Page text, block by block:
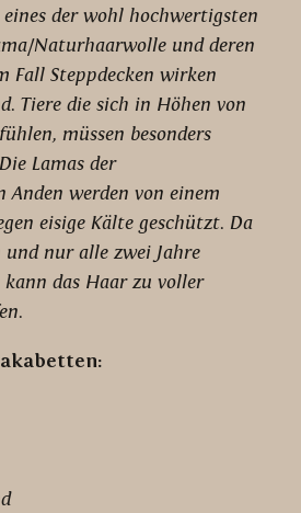
der wohl hochwertigsten
Naturhaarwolle und deren
Fall Steppdecken wirken
Tiere die sich in Höhen von
müssen besonders
Lamas der
Anden werden von einem
eisige Kälte geschützt. Da
und nur alle zwei Jahre
kann das Haar zu voller